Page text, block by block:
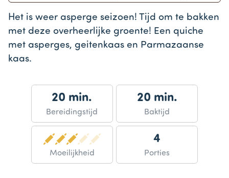
Het is weer asperge seizoen! Tijd om te bakken
met deze overheerlijke groente! Een quiche
met asperges, geitenkaas en Parmazaanse
kaas.
20 min.
Bereidingstijd
20 min.
Baktijd
Moeilijkheid
4
Porties